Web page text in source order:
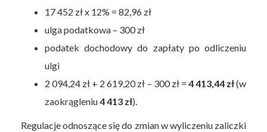
17 452 zł x 12% = 82,96 zł
ulga podatkowa – 300 zł
podatek dochodowy do zapłaty po odliczeniu
ulgi
2 094,24 zł + 2 619,20 zł – 300 zł = 4 413,44 zł(w
zaokrągleniu4 413 zł).
Regulacje odnoszące się do zmian w wyliczeniu zaliczki